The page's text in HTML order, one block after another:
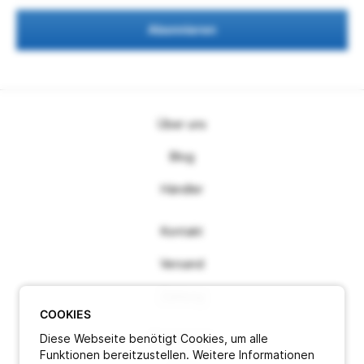
Abonnieren
Über uns
Blog
Händler
Kontakt
Versand
Impressum
COOKIES
Diese Webseite benötigt Cookies, um alle
Funktionen bereitzustellen. Weitere Informationen